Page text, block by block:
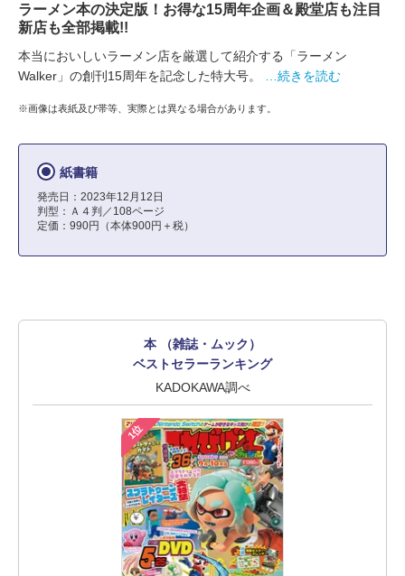
ラーメン本の決定版！お得な15周年企画＆殿堂店も注目
新店も全部掲載!!
本当においしいラーメン店を厳選して紹介する「ラーメン
Walker」の創刊15周年を記念した特大号。
…続きを読む
※画像は表紙及び帯等、実際とは異なる場合があります。
紙書籍
発売日：2023年12月12日
判型：Ａ４判／108ページ
定価：990円（本体900円＋税）
本 （雑誌・ムック）
ベストセラーランキング
KADOKAWA調べ
1位